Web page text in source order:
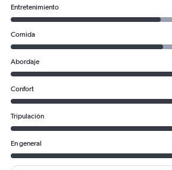
Entretenimiento
Comida
Abordaje
Confort
Tripulación
En general